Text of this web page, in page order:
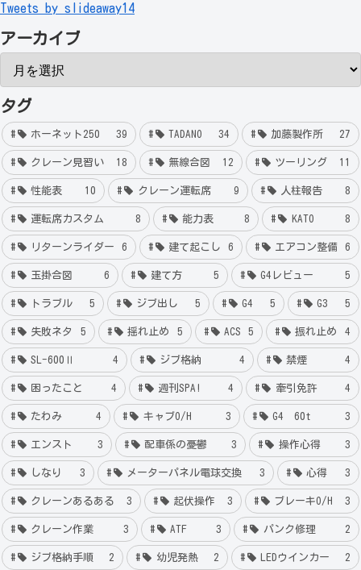
Tweets by slideaway14
アーカイブ
タグ
ホーネット250 39 TADANO 34 加藤製作所 27
クレーン見習い 18 無線合図 12 ツーリング 11
性能表 10 クレーン運転席 9 人柱報告 8
運転席カスタム 8 能力表 8 KATO 8
リターンライダー 6 建て起こし 6 エアコン整備 6
玉掛合図 6 建て方 5 G4レビュー 5
トラブル 5 ジブ出し 5 G4 5 G3 5
失敗ネタ 5 揺れ止め 5 ACS 5 振れ止め 4
SL-600Ⅱ 4 ジブ格納 4 禁煙 4
困ったこと 4 週刊SPA! 4 牽引免許 4
たわみ 4 キャブO/H 3 G4 60t 3
エンスト 3 配車係の憂鬱 3 操作心得 3
しなり 3 メーターパネル電球交換 3 心得 3
クレーンあるある 3 起伏操作 3 ブレーキO/H 3
クレーン作業 3 ATF 3 パンク修理 2
ジブ格納手順 2 幼児発熱 2 LEDウインカー 2